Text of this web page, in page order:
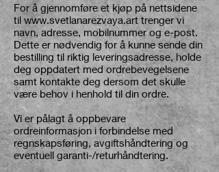
For å gjennomføre et kjøp på nettsidene
til www.svetlanarezvaya.art trenger vi
navn, adresse, mobilnummer og e-post.
Dette er nødvendig for å kunne sende din
bestilling til riktig leveringsadresse, holde
deg oppdatert med ordrebevegelsene
samt kontakte deg dersom det skulle
være behov i henhold til din ordre.
Vi er pålagt å oppbevare
ordreinformasjon i forbindelse med
regnskapsføring, avgiftshåndtering og
eventuell garanti-/returhåndtering.